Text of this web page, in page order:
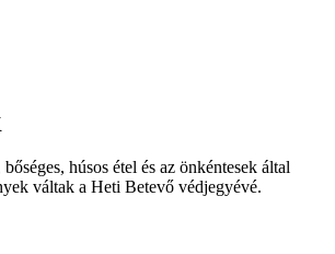
húsos étel és az önkéntesek által
váltak a Heti Betevő védjegyévé.